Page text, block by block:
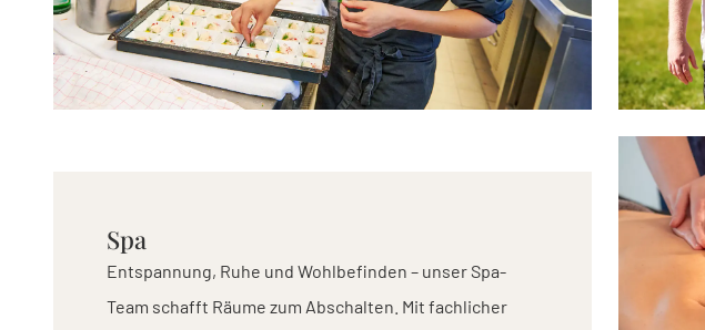
Spa
Entspannung, Ruhe und Wohlbefinden – unser Spa-
Team schafft Räume zum Abschalten. Mit fachlicher